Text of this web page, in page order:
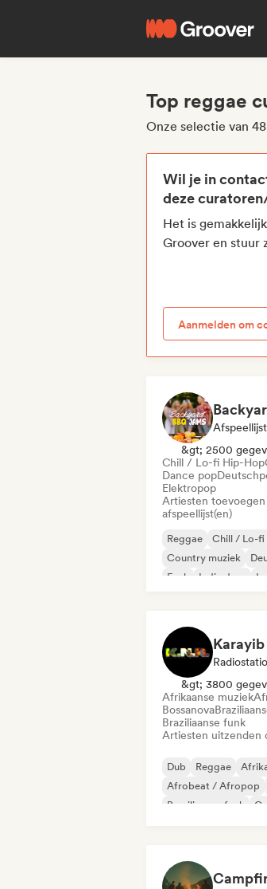
Top reggae
Onze selectie van
Wil je in
deze
Het is
Groover en stuur
Aanmelden om
&gt; 2500
Chill / Lo-fi Hip-Hop
Dance pop
Elektropop
Artiesten
afspeellijst(en)
Reggae
Chill / Lo-fi
Country muziek
Funk
Indie dans
&gt; 3800
Afrikaanse muziek
Bossanova
Braziliaanse funk
Artiesten uitzenden
Dub Reggae
Afrobeat / Afropop
Braziliaanse funk